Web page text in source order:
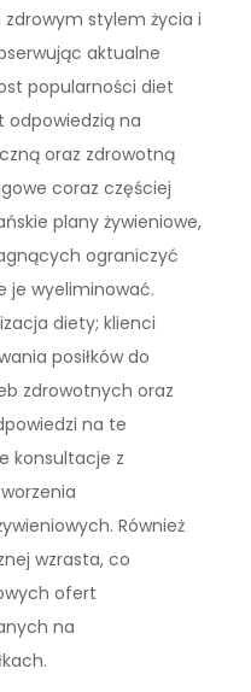
stylem życia i
aktualne
popularności diet
odpowiedzią na
oraz zdrowotną
coraz częściej
plany żywieniowe,
ograniczyć
je wyeliminować.
diety; klienci
posiłków do
zdrowotnych oraz
na te
konsultacje z
Również
wzrasta, co
ofert
na